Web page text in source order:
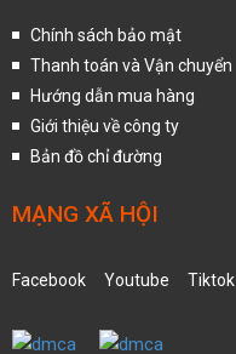
Chính sách bảo mật
Thanh toán và Vận chuyển
Hướng dẫn mua hàng
Giới thiệu về công ty
Bản đồ chỉ đường
MẠNG XÃ HỘI
Facebook Youtube Tiktok